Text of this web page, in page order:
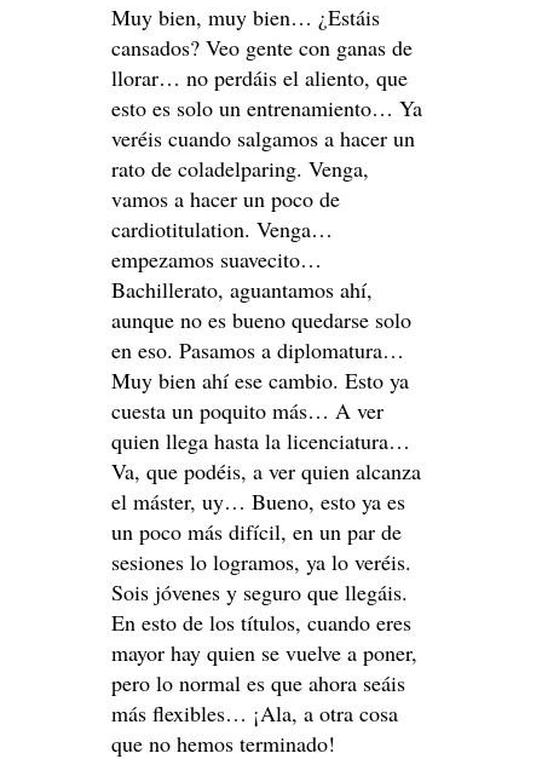
Muy bien, muy bien… ¿Estáis
cansados? Veo gente con ganas de
llorar… no perdáis el aliento, que
esto es solo un entrenamiento… Ya
veréis cuando salgamos a hacer un
rato de coladelparing. Venga,
vamos a hacer un poco de
cardiotitulation. Venga…
empezamos suavecito…
Bachillerato, aguantamos ahí,
aunque no es bueno quedarse solo
en eso. Pasamos a diplomatura…
Muy bien ahí ese cambio. Esto ya
cuesta un poquito más… A ver
quien llega hasta la licenciatura…
Va, que podéis, a ver quien alcanza
el máster, uy… Bueno, esto ya es
un poco más difícil, en un par de
sesiones lo logramos, ya lo veréis.
Sois jóvenes y seguro que llegáis.
En esto de los títulos, cuando eres
mayor hay quien se vuelve a poner,
pero lo normal es que ahora seáis
más flexibles… ¡Ala, a otra cosa
que no hemos terminado!